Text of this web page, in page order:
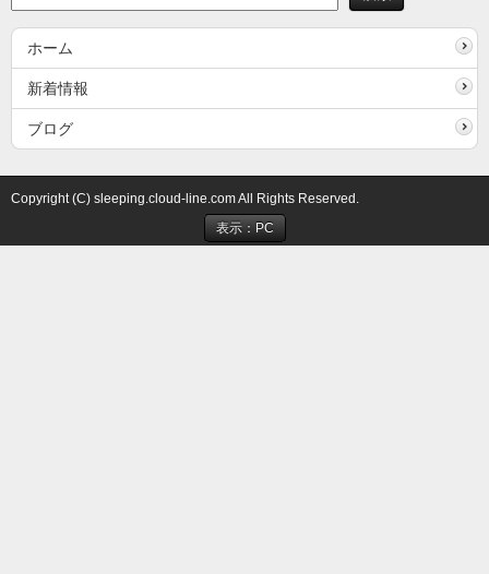
ホーム
新着情報
ブログ
Copyright (C) sleeping.cloud-line.com All Rights Reserved.
表示：PC